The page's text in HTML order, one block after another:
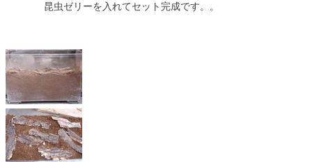
昆虫ゼリーを入れてセット完成です。。